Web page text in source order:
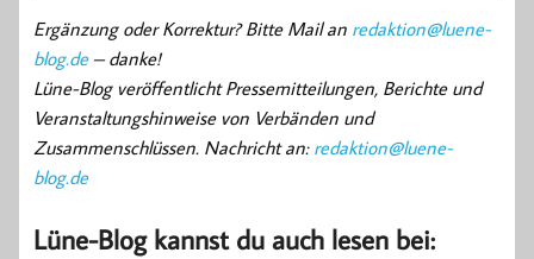
Ergänzung oder Korrektur? Bitte Mail an redaktion@luene-
blog.de– danke!
Lüne-Blog veröffentlicht Pressemitteilungen, Berichte und
Veranstaltungshinweise von Verbänden und
Zusammenschlüssen. Nachricht an: redaktion@luene-
blog.de
Lüne-Blog kannst du auch lesen bei: